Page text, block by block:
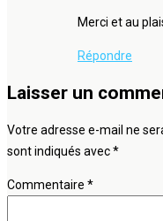
Merci et au
Répondre
Laisser un
Votre adresse e-mail ne
sont indiqués avec*
Commentaire *